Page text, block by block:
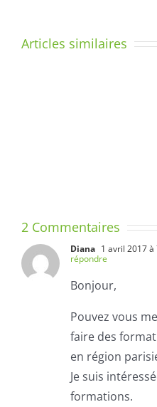
Articles similaires
des
2020
2 Commentaires
Diana 1 avril 2017 à
répondre
Bonjour,
Pouvez vous
faire des
en région
Je suis
formations.